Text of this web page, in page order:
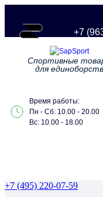
+7
Спортивные
для единоборств
Время работы:
Пн - Сб: 10.00 - 20.00
Вс: 10.00 - 18.00
+7 (495) 220-07-59